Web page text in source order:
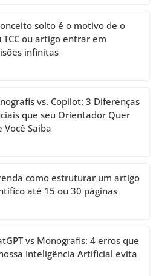
solto é o motivo de o
TCC ou artigo entrar em
infinitas
vs. Copilot: 3 Diferenças
que seu Orientador Quer
Você Saiba
como estruturar um artigo
até 15 ou 30 páginas
vs Monografis: 4 erros que
Inteligência Artificial evita